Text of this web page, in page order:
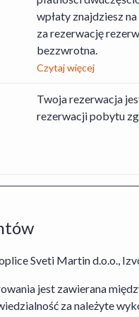
wpłaty znajdziesz
za rezerwację
bezzwrotna.
Czytaj więcej
Twoja rezerwacja
rezerwacji pobytu
a Organizatorem
odniesieniu do
agent Organizatora
Transport nie jest
Sveti Martin d.o.o.,
jest zawierana
za należyte